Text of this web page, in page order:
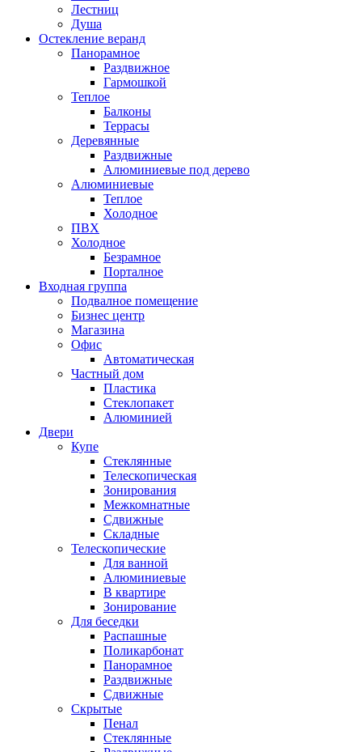
Лестниц
Душа
Остекление веранд
Панорамное
Раздвижное
Гармошкой
Теплое
Балконы
Террасы
Деревянные
Раздвижные
Алюминиевые под дерево
Алюминиевые
Теплое
Холодное
ПВХ
Холодное
Безрамное
Порталное
Входная группа
Подвалное помещение
Бизнес центр
Магазина
Офис
Автоматическая
Частный дом
Пластика
Стеклопакет
Алюминией
Двери
Купе
Стеклянные
Телескопическая
Зонирования
Межкомнатные
Сдвижные
Складные
Телескопические
Для ванной
Алюминиевые
В квартире
Зонирование
Для беседки
Распашные
Поликарбонат
Панорамное
Раздвижные
Сдвижные
Скрытые
Пенал
Стеклянные